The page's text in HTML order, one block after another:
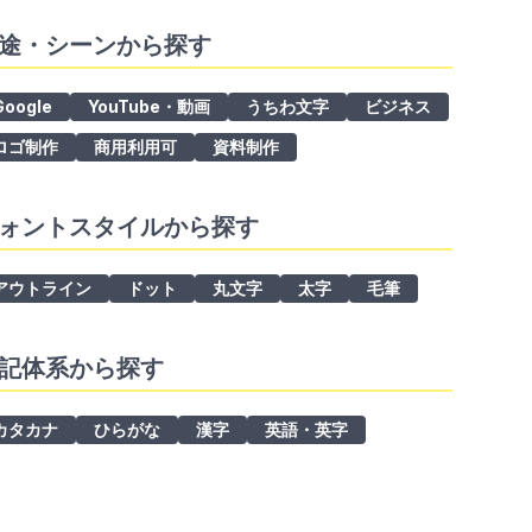
・シーンから探す
YouTube・動画 うちわ文字
ビジネス
ゴ制作
商用利用可 資料制作
ントスタイルから探す
ウトライン ドット 丸文字 太字 毛筆
体系から探す
タカナ ひらがな 漢字 英語・英字